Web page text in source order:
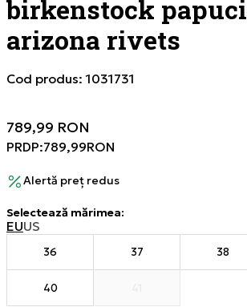
birkenstock papuci
arizona rivets
Cod produs:1031731
789,99 RON
PRDP:789,99RON
Alertă preț redus
Selectează mărimea:
EUUS
36 37 38
40